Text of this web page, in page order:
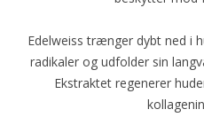
Edelweiss trænger dybt ned i
radikaler og udfolder sin
Ekstraktet regenerer